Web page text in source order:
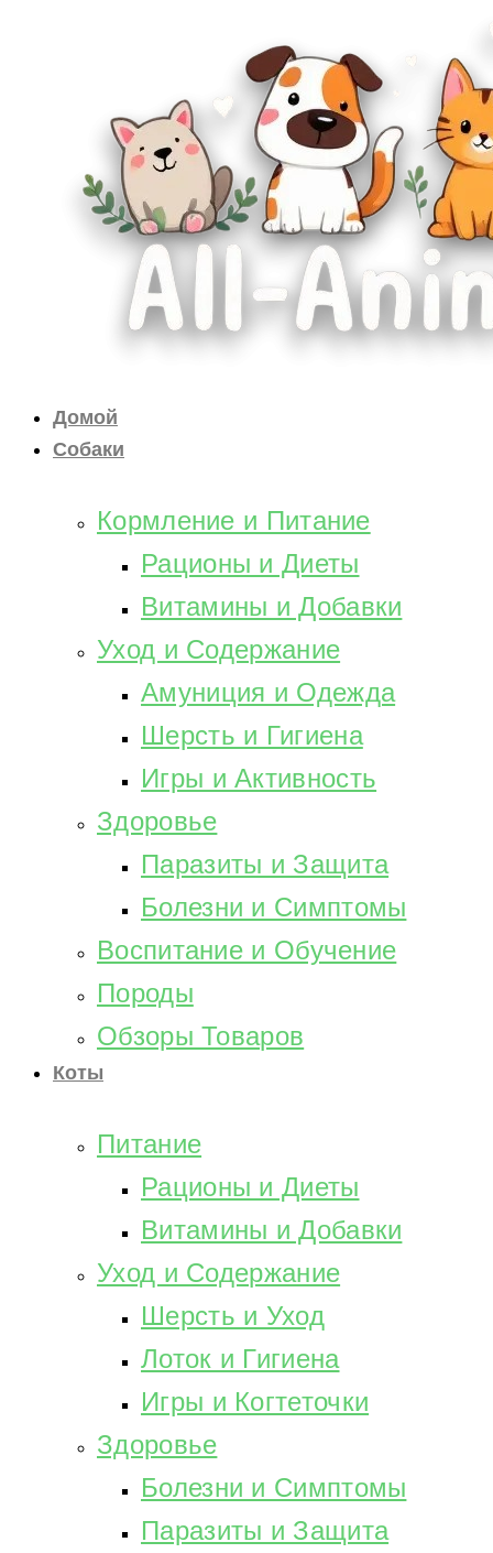
Домой
Собаки
Кормление и Питание
Рационы и Диеты
Витамины и Добавки
Уход и Содержание
Амуниция и Одежда
Шерсть и Гигиена
Игры и Активность
Здоровье
Паразиты и Защита
Болезни и Симптомы
Воспитание и Обучение
Породы
Обзоры Товаров
Коты
Питание
Рационы и Диеты
Витамины и Добавки
Уход и Содержание
Шерсть и Уход
Лоток и Гигиена
Игры и Когтеточки
Здоровье
Болезни и Симптомы
Паразиты и Защита